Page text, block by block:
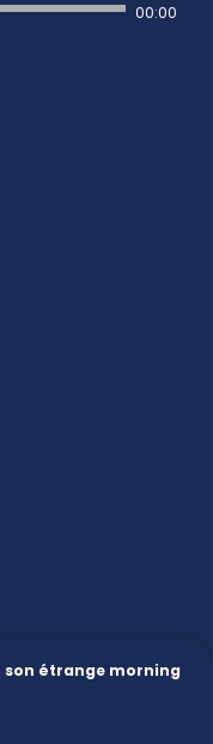
00:00
son étrange morning